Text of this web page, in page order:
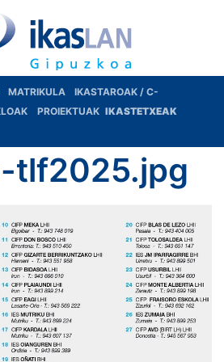
MATRIKULA
IKASTAROAK / C-
PROIEKTUAK IKASTETXEAK
tlf2025.jpg